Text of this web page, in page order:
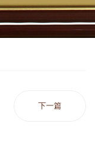
下一篇